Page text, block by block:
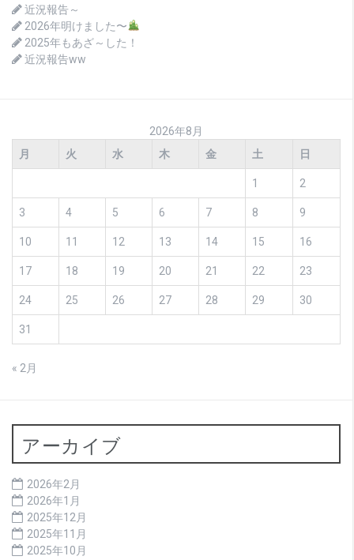
近況報告～
2026年明けました〜
2025年もあざ～した！
近況報告ww
2026年8月
月
火 水 木 金 土 日
1 2
3 4 5 6 7 8 9
10 11 12 13 14 15 16
17 18 19 20 21 22 23
24 25 26 27 28 29 30
31
« 2月
アーカイブ
2026年2月
2026年1月
2025年12月
2025年11月
2025年10月